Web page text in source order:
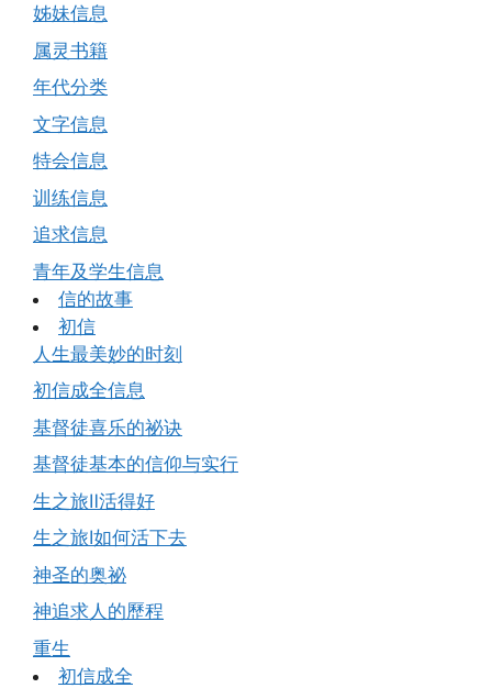
姊妹信息
属灵书籍
年代分类
文字信息
特会信息
训练信息
追求信息
青年及学生信息
信的故事
初信
人生最美妙的时刻
初信成全信息
基督徒喜乐的祕诀
基督徒基本的信仰与实行
生之旅Ⅱ活得好
生之旅Ⅰ如何活下去
神圣的奥祕
神追求人的歷程
重生
初信成全